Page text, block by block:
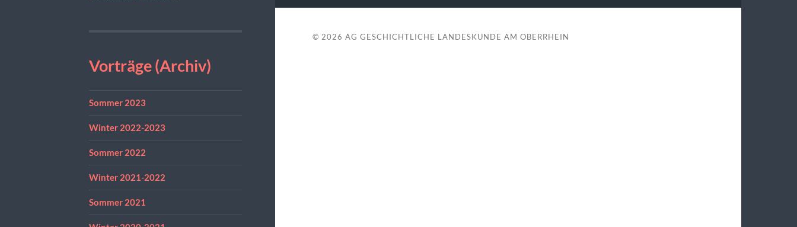
Vorträge (Archiv)
Sommer 2023
Winter 2022-2023
Sommer 2022
Winter 2021-2022
Sommer 2021
© 2026 AG GESCHICHTLICHE LANDESKUNDE AM OBERRHEIN